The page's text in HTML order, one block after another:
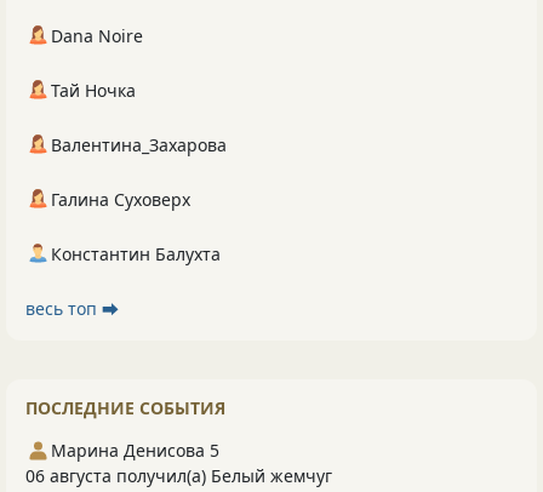
Dana Noire
Тай Ночка
Валентина_Захарова
Галина Суховерх
Константин Балухта
весь топ ⮕
ПОСЛЕДНИЕ СОБЫТИЯ
Марина Денисова 5
06 августа получил(а) Белый жемчуг